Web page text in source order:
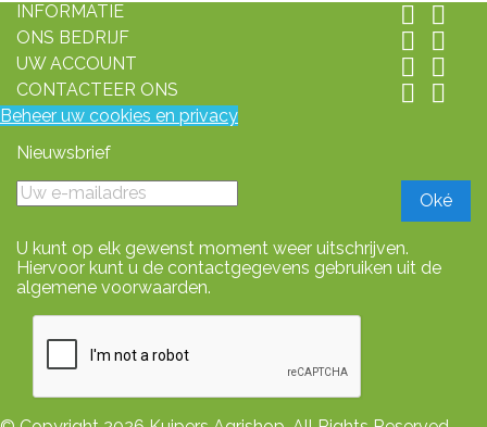
INFORMATIE  
ONS BEDRIJF  
UW ACCOUNT  
CONTACTEER ONS  
Beheer uw cookies en privacy
Nieuwsbrief
U kunt op elk gewenst moment weer uitschrijven.
Hiervoor kunt u de contactgegevens gebruiken uit de
algemene voorwaarden.